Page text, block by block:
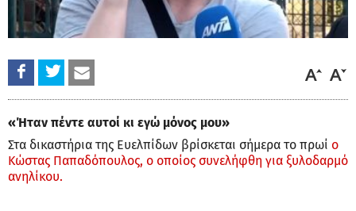
«Ήταν πέντε αυτοί κι εγώ μόνος μου»
Στα δικαστήρια της Ευελπίδων βρίσκεται σήμερα το πρωί ο
Κώστας Παπαδόπουλος, ο οποίος συνελήφθη για ξυλοδαρμό
ανηλίκου.